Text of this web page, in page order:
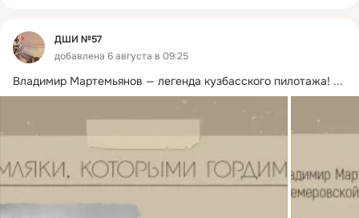
ДШИ №57
добавлена 6 августа в 09:25
Владимир Мартемьянов — легенда кузбасского пилотажа! ...